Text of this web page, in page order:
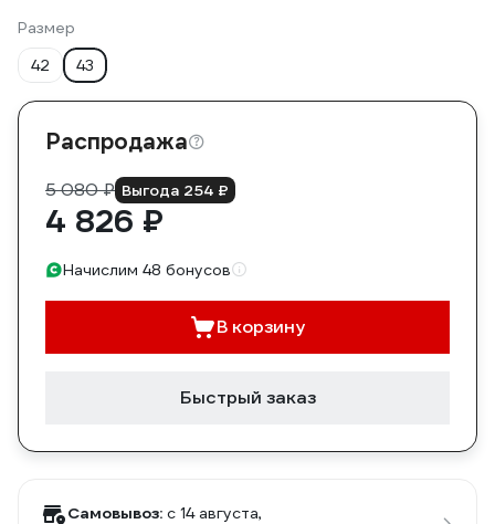
Размер
42
43
Распродажа
5 080 ₽ Выгода 254 ₽
4 826 ₽
Начислим 48 бонусов
В корзину
Быстрый заказ
Самовывоз: c 14 августа,